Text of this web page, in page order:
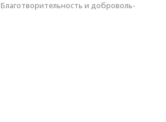
Благотвори­тель­ность и доброволь­